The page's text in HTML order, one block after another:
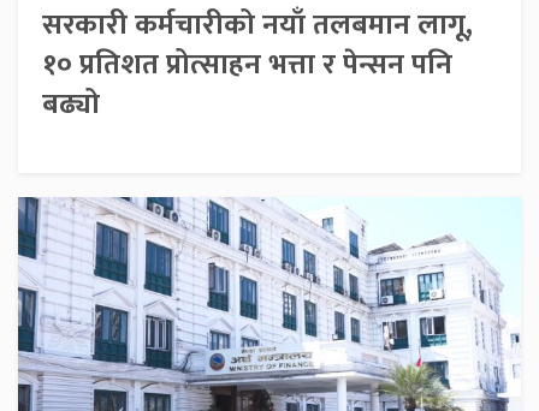
सरकारी कर्मचारीको नयाँ तलबमान लागू,
१० प्रतिशत प्रोत्साहन भत्ता र पेन्सन पनि
बढ्यो